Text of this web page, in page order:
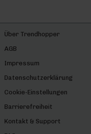
Über Trendhopper
AGB
Impressum
Datenschutzerklärung
Cookie-Einstellungen
Barrierefreiheit
Kontakt & Support